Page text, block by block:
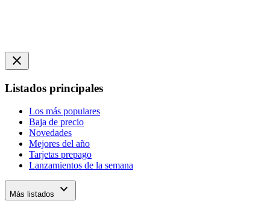
close
Listados principales
Los más populares
Baja de precio
Novedades
Mejores del año
Tarjetas prepago
Lanzamientos de la semana
Más listados expand_more